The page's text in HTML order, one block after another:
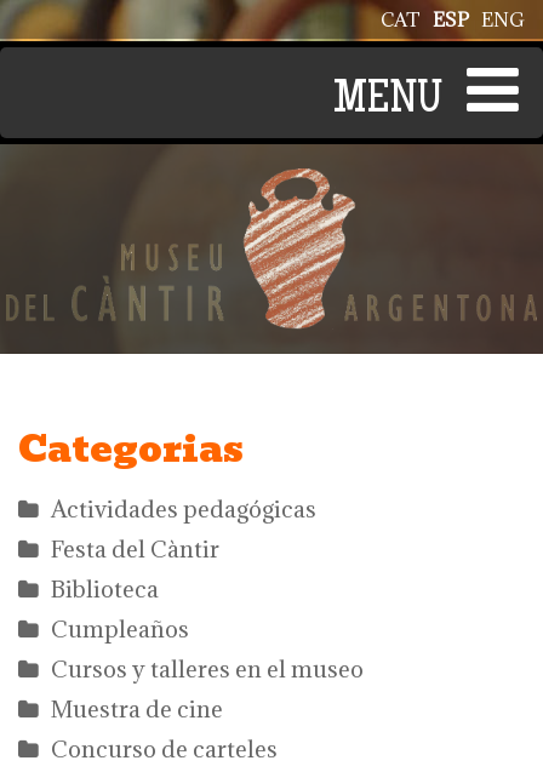
Pasar al contenido principal ENG
ESP
CAT
Categorias
Actividades pedagógicas
Festa del Càntir
Biblioteca
Cumpleaños
Cursos y talleres en el museo
Muestra de cine
Concurso de carteles